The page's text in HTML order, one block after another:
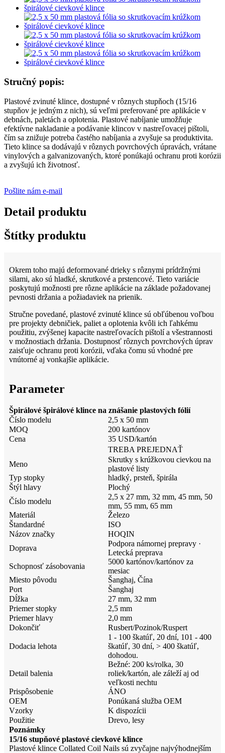
Stručný popis:
Plastové zvinuté klince, dostupné v rôznych stupňoch (15/16
stupňov je jedným z nich), sú veľmi preferované pre aplikácie v
debnách, paletách a oplotenia. Plastové nabíjanie umožňuje
efektívne nakladanie a podávanie klincov v nastreľovacej pištoli,
čím sa znižuje potreba častého nabíjania a zvyšuje sa produktivita.
Tieto klince sa dodávajú v rôznych povrchových úpravách, vrátane
vinylových a galvanizovaných, ktoré ponúkajú ochranu proti korózii
a zvyšujú ich životnosť.
Pošlite nám e-mail
Detail produktu
Štítky produktu
Okrem toho majú deformované drieky s rôznymi prídržnými
silami, ako sú hladké, skrutkové a prstencové. Tieto variácie
poskytujú možnosti pre rôzne aplikácie na základe požadovanej
pevnosti držania a požiadaviek na prienik.
Stručne povedané, plastové zvinuté klince sú obľúbenou voľbou
pre projekty debničiek, paliet a oplotenia kvôli ich ľahkému
použitiu, zvýšenej kapacite nastreľovacích pištolí a všestrannosti
v možnostiach držania. Dostupnosť rôznych povrchových úprav
zaisťuje ochranu proti korózii, vďaka čomu sú vhodné pre
vnútorné aj vonkajšie aplikácie.
Parameter
Špirálové špirálové klince na znášanie plastových fólií
Číslo modelu
2,5 x 50 mm
MOQ
200 kartónov
Cena
35 USD/kartón
TREBA PREJEDNAŤ
Meno
Skrutky s krúžkovou cievkou na
plastové listy
Typ stopky
hladký, prsteň, špirála
Štýl hlavy
Plochý
Číslo modelu
2,5 x 27 mm, 32 mm, 45 mm, 50
mm, 55 mm, 65 mm
Materiál
Železo
Štandardné
ISO
Názov značky
HOQIN
Doprava
Podpora námornej prepravy ·
Letecká preprava
Schopnosť zásobovania
5000 kartónov/kartónov za
mesiac
Miesto pôvodu
Šanghaj, Čína
Port
Šanghaj
Dĺžka
27 mm, 32 mm
Priemer stopky
2,5 mm
Priemer hlavy
2,0 mm
Dokončiť
Rusbert/Pozinok/Ruspert
Dodacia lehota
1 - 100 škatúľ, 20 dní, 101 - 400
škatúľ, 30 dní, > 400 škatúľ,
dohodou.
Detail balenia
Bežné: 200 ks/rolka, 30
roliek/kartón, ale záleží aj od
veľkosti nechtu
Prispôsobenie
ÁNO
OEM
Ponúkaná služba OEM
Vzorky
K dispozícii
Použitie
Drevo, lesy
Poznámky
15/16 stupňové plastové cievkové klince
Plastové klince Collated Coil Nails sú zvyčajne najvýhodnejším